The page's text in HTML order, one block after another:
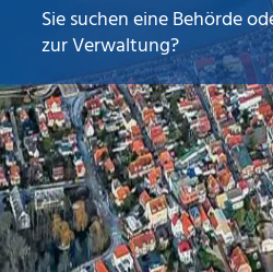
Sie suchen eine Behörde
zur Verwaltung?